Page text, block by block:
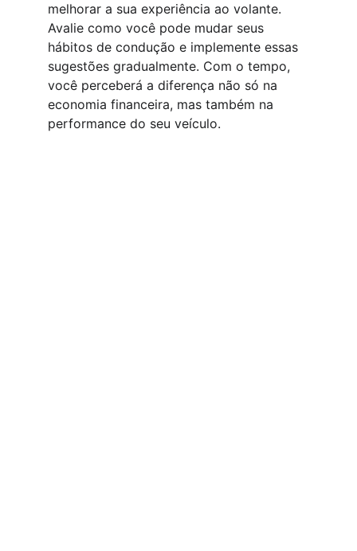
melhorar a sua experiência ao volante.
Avalie como você pode mudar seus
hábitos de condução e implemente essas
sugestões gradualmente. Com o tempo,
você perceberá a diferença não só na
economia financeira, mas também na
performance do seu veículo.